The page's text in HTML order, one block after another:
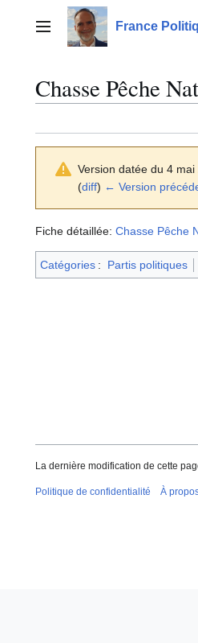
contenuMenu principalFrance
Chasse Pêche
Version datée du 4
(diff) ← Version
Fiche détaillée: Chasse Pêche
Catégories : Partis politiques
La dernière modification de cette
Politique de confidentialité À